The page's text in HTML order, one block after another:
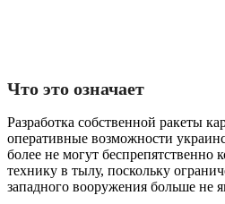
Что это означает
Разработка собственной ракеты
оперативные возможности
более не могут беспрепятственно
технику в тылу, поскольку
западного вооружения больше не